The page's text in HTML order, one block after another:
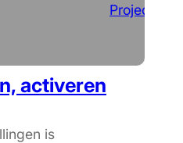
Projecten
activeren
is